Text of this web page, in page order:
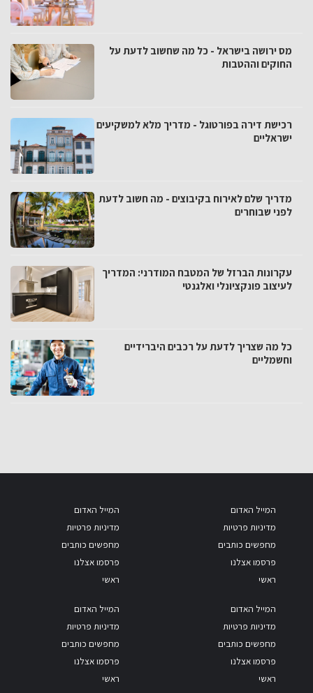
מס ירושה בישראל - כל מה שחשוב לדעת על
החוקים וההטבות
רכישת דירה בפורטוגל - מדריך מלא למשקיעים
ישראליים
מדריך שלם לאירוח בקיבוצים - מה חשוב לדעת
לפני שבוחרים
עקרונות הברזל של המטבח המודרני: המדריך
לעיצוב פונקציונלי ואלגנטי
כל מה שצריך לדעת על רכבים היברידיים
וחשמליים
המייל האדום
מדיניות פרטיות
מחפשים כותבים
פרסמו אצלנו
ראשי
המייל האדום
מדיניות פרטיות
מחפשים כותבים
פרסמו אצלנו
ראשי
המייל האדום
מדיניות פרטיות
מחפשים כותבים
פרסמו אצלנו
ראשי
המייל האדום
מדיניות פרטיות
מחפשים כותבים
פרסמו אצלנו
ראשי